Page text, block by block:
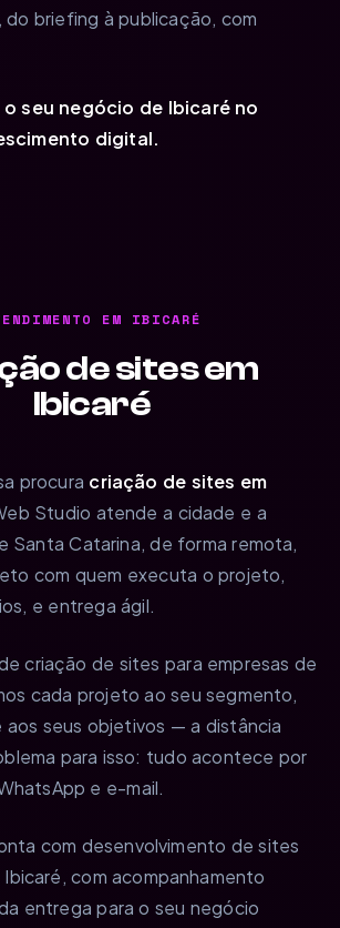
, do briefing à publicação, com
seu negócio de Ibicaré no
digital.
EM IBICARÉ
de sites em
Ibicaré
procura criação de sites em
Studio atende a cidade e a
Santa Catarina, de forma remota,
com quem executa o projeto,
e entrega ágil.
criação de sites para empresas de
cada projeto ao seu segmento,
aos seus objetivos — a distância
para isso: tudo acontece por
e e-mail.
com desenvolvimento de sites
com acompanhamento
entrega para o seu negócio